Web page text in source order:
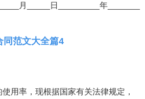
月_____日_________年_______
同范文大全篇4
用率，现根据国家有关法律规定，